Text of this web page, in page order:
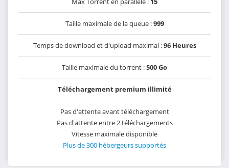
Taille maximale de la queue :999
Temps de download et d'upload maximal :96 Heures
Taille maximale du torrent :500 Go
Téléchargement premium illimité
Pas d'attente avant téléchargement
Pas d'attente entre 2 téléchargements
Vitesse maximale disponible
Plus de 300 hébergeurs supportés